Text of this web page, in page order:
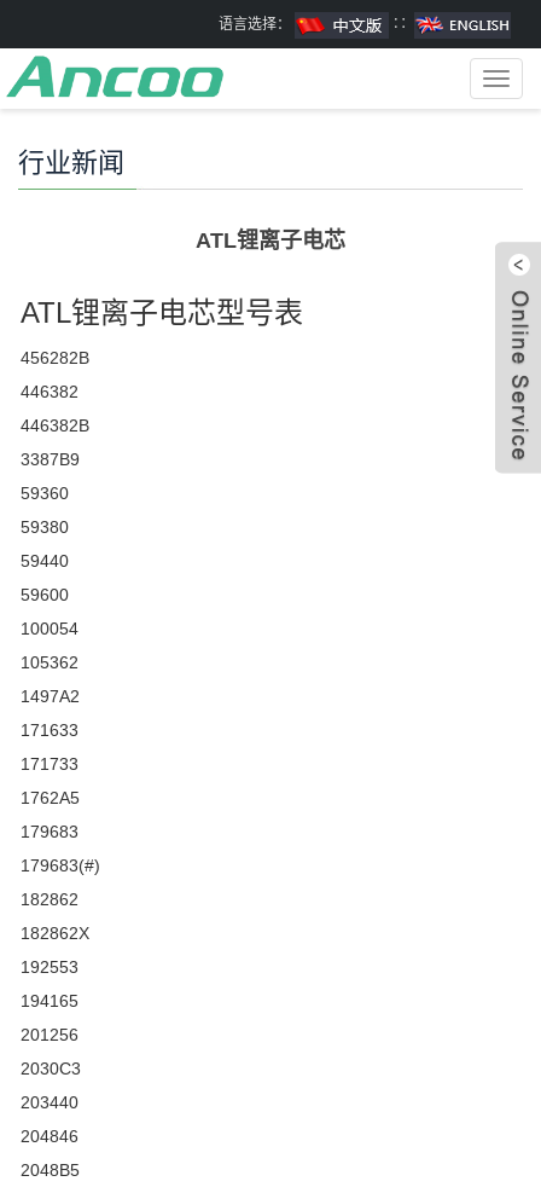
语言选择： ∷
行业新闻
ATL锂离子电芯
ATL锂离子电芯型号表
456282B
446382
446382B
3387B9
59360
59380
59440
59600
100054
105362
1497A2
171633
171733
1762A5
179683
179683(#)
182862
182862X
192553
194165
201256
2030C3
203440
204846
2048B5